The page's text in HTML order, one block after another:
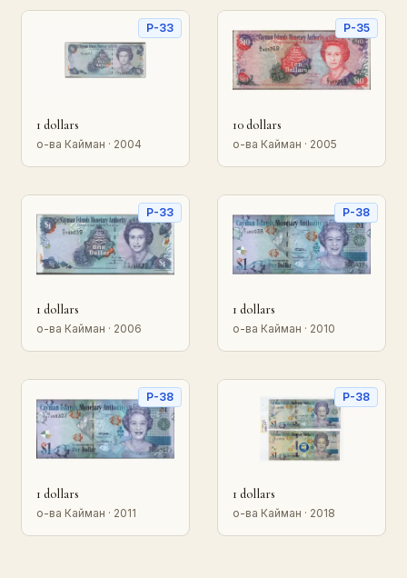
P-33
1 dollars
о-ва Кайман · 2004
P-35
10 dollars
о-ва Кайман · 2005
P-33
1 dollars
о-ва Кайман · 2006
P-38
1 dollars
о-ва Кайман · 2010
P-38
1 dollars
о-ва Кайман · 2011
P-38
1 dollars
о-ва Кайман · 2018